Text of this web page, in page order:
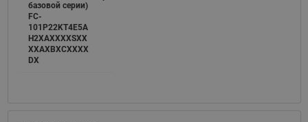
базовой серии)
FC-
101P22KT4E5A
H2XAXXXXSXX
XXAXBXCXXXX
DX